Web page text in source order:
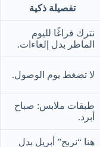
تفصيلة ذكية
نترك فراغًا لليوم
الماطر بدل إلغاءات.
لا تضغط يوم الوصول.
طبقات ملابس: صباح
أبرد.
هنا “نربح” أبريل بدل